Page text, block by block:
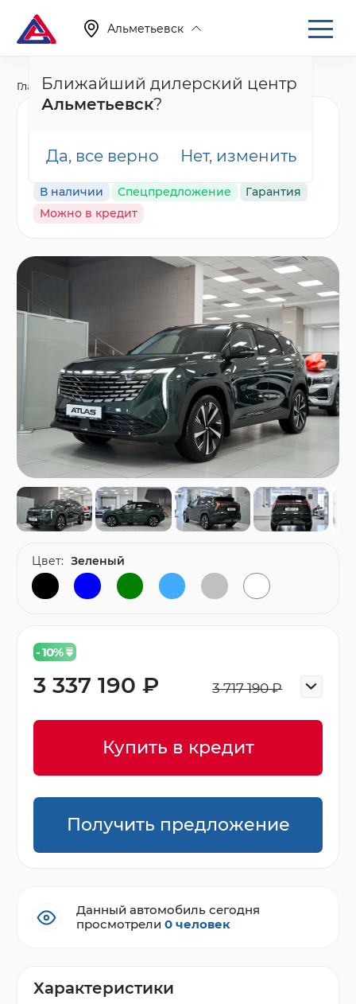
Альметьевск
Ближайший дилерский центр
Альметьевск?
Да, все верно Нет, изменить
Главная Каталог Новые автомобили Atlas, II
зеленый
В наличии Спецпредложение
Гарантия
Можно в кредит
Характеристики
- 10%
3 717 190 ₽
3 337 190 ₽
Купить в кредит
Получить предложение
Цвет: Зеленый
Данный автомобиль сегодня
просмотрели0 человек